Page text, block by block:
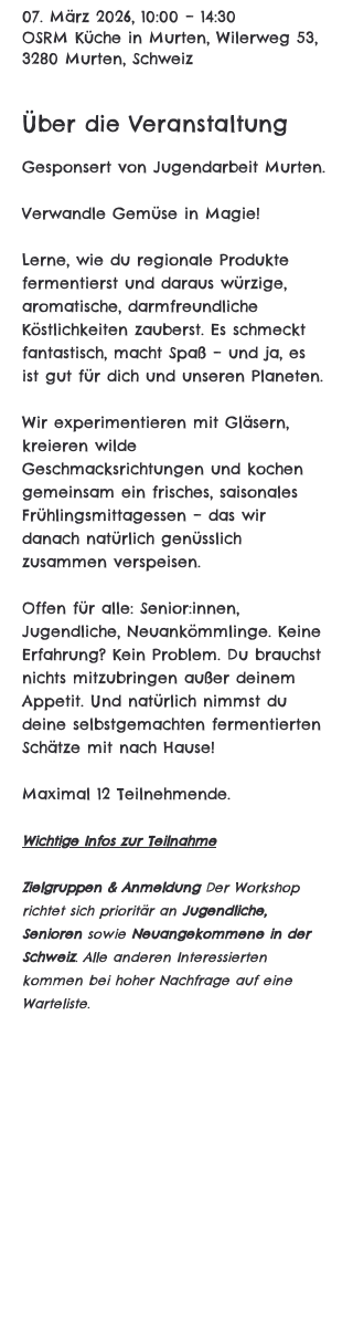
07. März 2026, 10:00 – 14:30
OSRM Küche in Murten, Wilerweg 53,
3280 Murten, Schweiz
Über die Veranstaltung
Gesponsert von Jugendarbeit Murten.
Verwandle Gemüse in Magie!
Lerne, wie du regionale Produkte
fermentierst und daraus würzige,
aromatische, darmfreundliche
Köstlichkeiten zauberst. Es schmeckt
fantastisch, macht Spaß – und ja, es
ist gut für dich und unseren Planeten.
Wir experimentieren mit Gläsern,
kreieren wilde
Geschmacksrichtungen und kochen
gemeinsam ein frisches, saisonales
Frühlingsmittagessen – das wir
danach natürlich genüsslich
zusammen verspeisen.
Offen für alle: Senior:innen,
Jugendliche, Neuankömmlinge. Keine
Erfahrung? Kein Problem. Du brauchst
nichts mitzubringen außer deinem
Appetit. Und natürlich nimmst du
deine selbstgemachten fermentierten
Schätze mit nach Hause!
Maximal 12 Teilnehmende.
Wichtige Infos zur Teilnahme
Zielgruppen & Anmeldung Der Workshop
richtet sich prioritär an Jugendliche,
Senioren sowie Neuangekommene in der
Schweiz. Alle anderen Interessierten
kommen bei hoher Nachfrage auf eine
Warteliste.